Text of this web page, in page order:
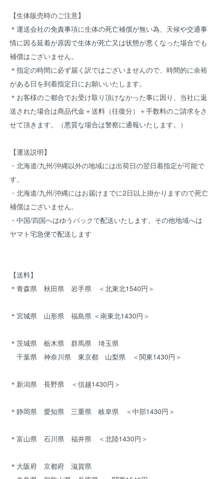
【生体販売時のご注意】
＊運送会社の免責事項に生体の死亡補償が無い為、天候や交通事
情に因る延着が原因で生体が死亡又は状態が悪くなった場合でも
補償はございません。
＊指定の時間に必ず届く訳ではございませんので、時間的に余裕
がある日を到着指定日にお願いいたします。
＊お客様のご都合でお受け取り頂けなかった事に因り、当社に返
送された場合は商品代金＋送料（往復分）＋手数料のご請求をさ
せて頂きます。（悪質な場合は警察に通報いたします。）
【運送説明】
・北海道/九州/沖縄以外の地域には出荷日の翌日着指定が可能で
す。
・北海道/九州/沖縄にはお届けまでに2日以上掛かりますので死亡
補償はございません。
・中国/四国へはゆうパックで配送いたします。その他地域へは
ヤマト宅急便で配送します
【送料】
＊青森県 秋田県 岩手県 ＜北東北1540円＞
＊宮城県 山形県 福島県 ＜南東北1430円＞
＊茨城県 栃木県 群馬県 埼玉県
千葉県 神奈川県 東京都 山梨県 ＜関東1430円＞
＊新潟県 長野県 ＜信越1430円＞
＊静岡県 愛知県 三重県 岐阜県 ＜中部1430円＞
＊富山県 石川県 福井県 ＜北陸1430円＞
＊大阪府 京都府 滋賀県